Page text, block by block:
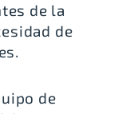
de la
de
de